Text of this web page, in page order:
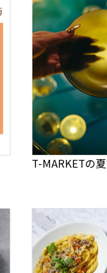
T-MARKETの夏